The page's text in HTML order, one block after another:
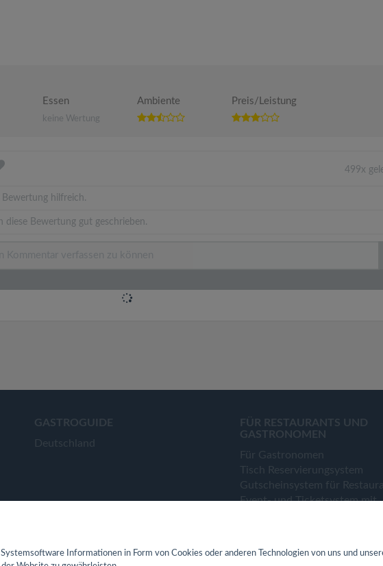
Essen
keine Wertung
Ambiente Preis/Leistung
499x
Bewertung hilfreich.
diese Bewertung gut geschrieben.
GASTROGUIDE
Deutschland
FÜR RESTAURANTS UND
GASTRONOMEN
Für Gastronomen
Tisch Reservierungsystem
Gutscheinsystem für
Event- und Ticketsystem mit
Webseiten für Restaurant
Informationen in Form von Cookies oder anderen Technologien von uns und